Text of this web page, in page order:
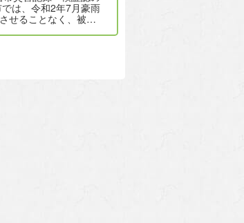
せることなく、被害